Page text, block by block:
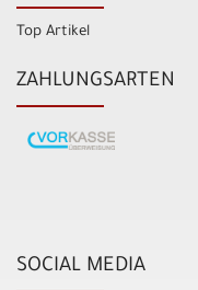
Top Artikel
ZAHLUNGSARTEN
SOCIAL MEDIA